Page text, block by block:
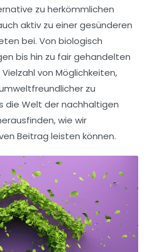
zu herkömmlichen
aktiv zu einergesünderen
bei. Von biologisch
bis hin zu fair gehandelten
von Möglichkeiten,
zu
die Welt der nachhaltigen
wie wir
Beitrag leisten können.